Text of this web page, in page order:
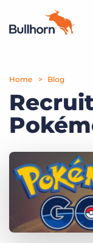
Producten
Prijzen
Kennisbank
Marketplace
Over Ons
Home Blog